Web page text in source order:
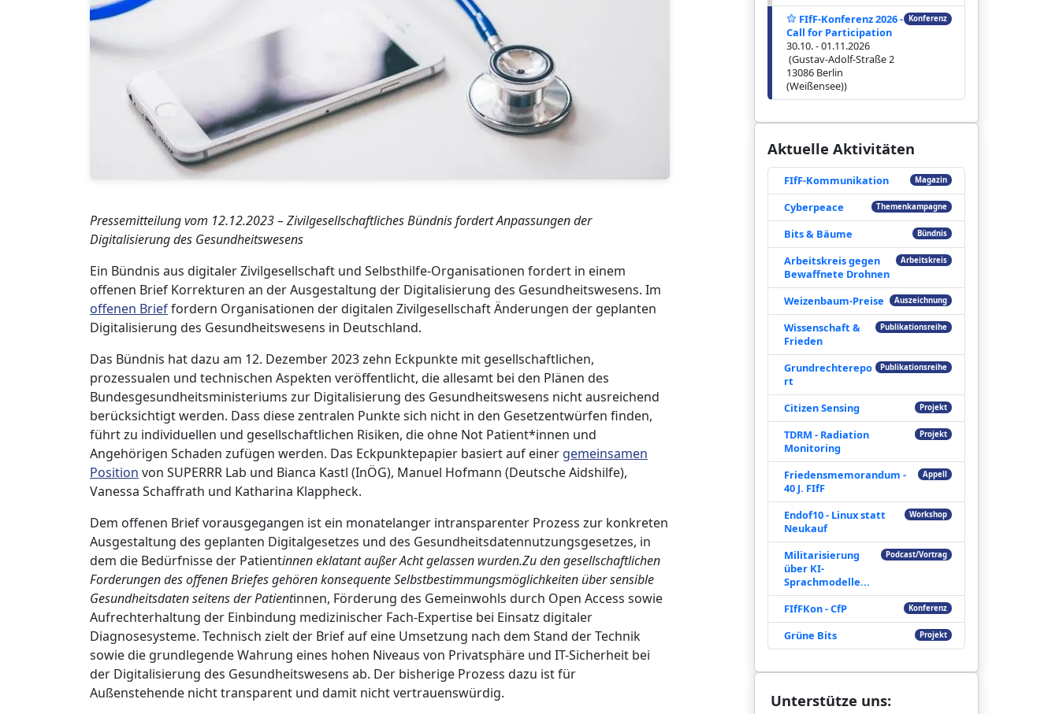
Pressemitteilung vom 12.12.2023 – Zivilgesellschaftliches Bündnis fordert Anpassungen der
Digitalisierung des Gesundheitswesens
Ein Bündnis aus digitaler Zivilgesellschaft und Selbsthilfe-Organisationen fordert in einem
offenen Brief Korrekturen an der Ausgestaltung der Digitalisierung des Gesundheitswesens. Im
offenen Brieffordern Organisationen der digitalen Zivilgesellschaft Änderungen der geplanten
Digitalisierung des Gesundheitswesens in Deutschland.
Das Bündnis hat dazu am 12. Dezember 2023 zehn Eckpunkte mit gesellschaftlichen,
prozessualen und technischen Aspekten veröffentlicht, die allesamt bei den Plänen des
Bundesgesundheitsministeriums zur Digitalisierung des Gesundheitswesens nicht ausreichend
berücksichtigt werden. Dass diese zentralen Punkte sich nicht in den Gesetzentwürfen finden,
führt zu individuellen und gesellschaftlichen Risiken, die ohne Not Patient*innen und
Angehörigen Schaden zufügen werden. Das Eckpunktepapier basiert auf einer gemeinsamen
Position von SUPERRR Lab und Bianca Kastl (InÖG), Manuel Hofmann (Deutsche Aidshilfe),
Vanessa Schaffrath und Katharina Klappheck.
Dem offenen Brief vorausgegangen ist ein monatelanger intransparenter Prozess zur konkreten
Ausgestaltung des geplanten Digitalgesetzes und des Gesundheitsdatennutzungsgesetzes, in
dem die Bedürfnisse der Patientinnen eklatant außer Acht gelassen wurden.Zu den gesellschaftlichen
Forderungen des offenen Briefes gehören konsequente Selbstbestimmungsmöglichkeiten über sensible
Gesundheitsdaten seitens der Patientinnen, Förderung des Gemeinwohls durch Open Access sowie
Aufrechterhaltung der Einbindung medizinischer Fach-Expertise bei Einsatz digitaler
Diagnosesysteme. Technisch zielt der Brief auf eine Umsetzung nach dem Stand der Technik
sowie die grundlegende Wahrung eines hohen Niveaus von Privatsphäre und IT-Sicherheit bei
der Digitalisierung des Gesundheitswesens ab. Der bisherige Prozess dazu ist für
Außenstehende nicht transparent und damit nicht vertrauenswürdig.
FIfF-Konferenz 2026 -
Call for Participation
30.10. - 01.11.2026
(Gustav-Adolf-Straße 2
13086 Berlin
(Weißensee))
Konferenz
Aktuelle Aktivitäten
FIfF-Kommunikation Magazin
Cyberpeace Themenkampagne
Bits & Bäume Bündnis
Arbeitskreis gegen
Bewaffnete Drohnen
Arbeitskreis
Weizenbaum-Preise Auszeichnung
Wissenschaft &
Frieden
Publikationsreihe
Grundrechterepo
rt
Publikationsreihe
Citizen Sensing Projekt
TDRM - Radiation
Monitoring
Projekt
Friedensmemorandum -
40 J. FIfF
Appell
Endof10 - Linux statt
Neukauf
Workshop
Militarisierung
über KI-
Sprachmodelle...
Podcast/Vortrag
FIfFKon - CfP Konferenz
Grüne Bits Projekt
Unterstütze uns: